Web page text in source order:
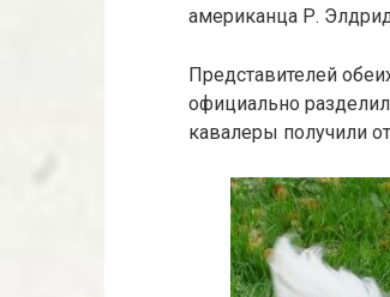
американца Р.
Представителей
официально
кавалеры получили